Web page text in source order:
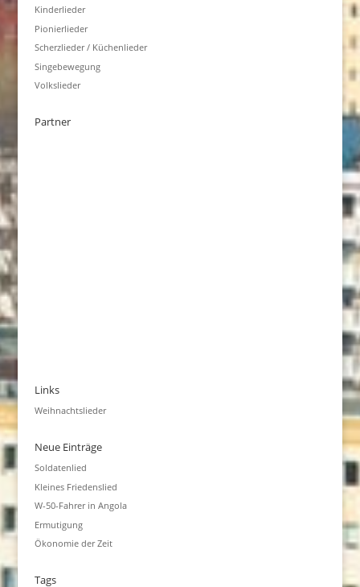
Kinderlieder
Pionierlieder
Scherzlieder / Küchenlieder
Singebewegung
Volkslieder
Partner
Links
Weihnachtslieder
Neue Einträge
Soldatenlied
Kleines Friedenslied
W-50-Fahrer in Angola
Ermutigung
Ökonomie der Zeit
Tags